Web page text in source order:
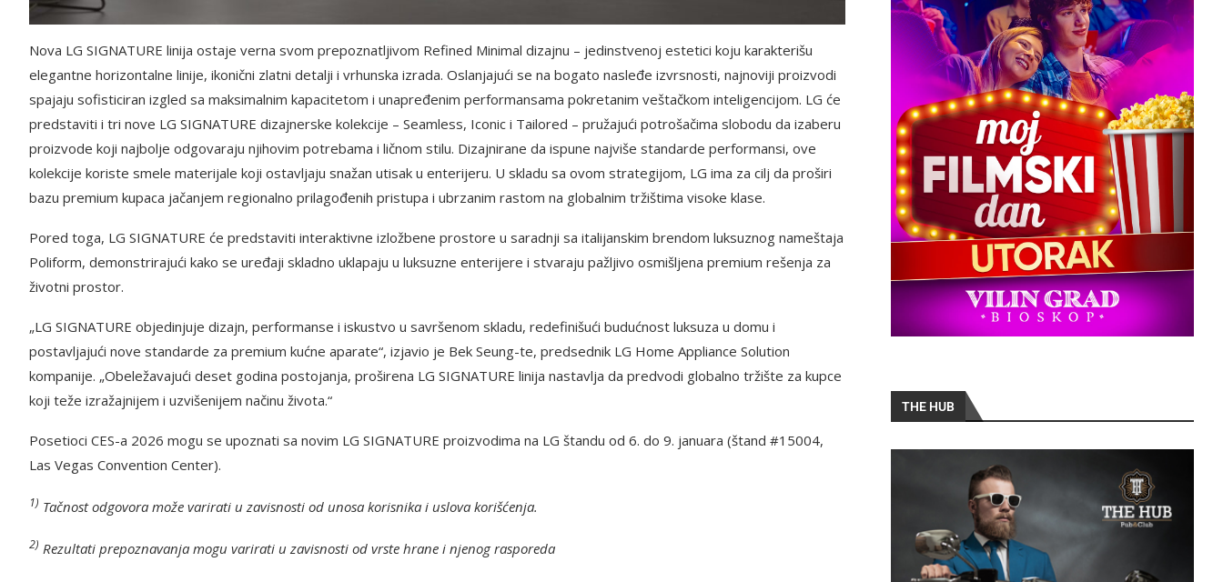
Nova LG SIGNATURE linija ostaje verna svom prepoznatljivom Refined Minimal dizajnu – jedinstvenoj estetici koju karakterišu
elegantne horizontalne linije, ikonični zlatni detalji i vrhunska izrada. Oslanjajući se na bogato nasleđe izvrsnosti, najnoviji proizvodi
spajaju sofisticiran izgled sa maksimalnim kapacitetom i unapređenim performansama pokretanim veštačkom inteligencijom. LG će
predstaviti i tri nove LG SIGNATURE dizajnerske kolekcije – Seamless, Iconic i Tailored – pružajući potrošačima slobodu da izaberu
proizvode koji najbolje odgovaraju njihovim potrebama i ličnom stilu. Dizajnirane da ispune najviše standarde performansi, ove
kolekcije koriste smele materijale koji ostavljaju snažan utisak u enterijeru. U skladu sa ovom strategijom, LG ima za cilj da proširi
bazu premium kupaca jačanjem regionalno prilagođenih pristupa i ubrzanim rastom na globalnim tržištima visoke klase.
Pored toga, LG SIGNATURE će predstaviti interaktivne izložbene prostore u saradnji sa italijanskim brendom luksuznog nameštaja
Poliform, demonstrirajući kako se uređaji skladno uklapaju u luksuzne enterijere i stvaraju pažljivo osmišljena premium rešenja za
životni prostor.
„LG SIGNATURE objedinjuje dizajn, performanse i iskustvo u savršenom skladu, redefinišući budućnost luksuza u domu i
postavljajući nove standarde za premium kućne aparate“, izjavio je Bek Seung-te, predsednik LG Home Appliance Solution
kompanije. „Obeležavajući deset godina postojanja, proširena LG SIGNATURE linija nastavlja da predvodi globalno tržište za kupce
koji teže izražajnijem i uzvišenijem načinu života.“
Posetioci CES-a 2026 mogu se upoznati sa novim LG SIGNATURE proizvodima na LG štandu od 6. do 9. januara (štand #15004,
Las Vegas Convention Center).
1) Tačnost odgovora može varirati u zavisnosti od unosa korisnika i uslova korišćenja.
2) Rezultati prepoznavanja mogu varirati u zavisnosti od vrste hrane i njenog rasporeda
THE HUB